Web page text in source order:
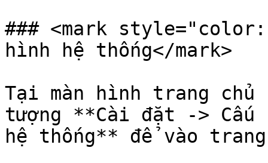
### <mark
hình hệ thống</mark>
Tại màn hình trang chủ
tượng **Cài đặt -> Cấu
hệ thống** để vào